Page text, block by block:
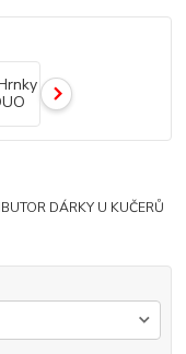
DÁRKY U KUČERŮ